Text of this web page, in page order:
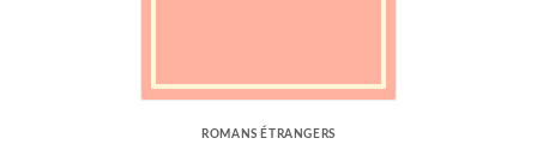
ROMANS ÉTRANGERS